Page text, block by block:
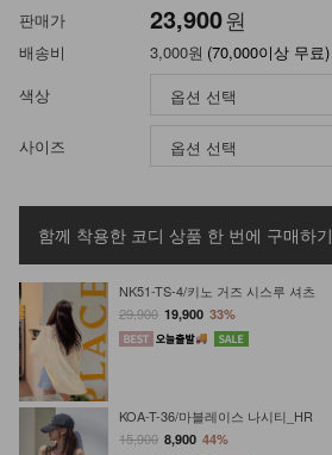
판매가 23,900원
배송비 3,000원 (70,000이상 무료)
색상
사이즈
함께 착용한 코디 상품 한 번에 구매하기
NK51-TS-4/키노 거즈 시스루 셔츠
29,900 19,900 33%
KOA-T-36/마블레이스 나시티_HR
15,900 8,900 44%